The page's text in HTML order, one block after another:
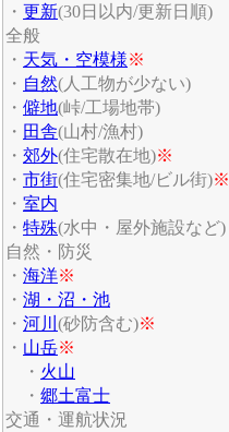
・ 更新(30日以内/更新日順)
全般
・ 天気・空模様※
・ 自然(人工物が少ない)
・ 僻地(峠/工場地帯)
・ 田舎(山村/漁村)
・ 郊外(住宅散在地)※
・ 市街(住宅密集地/ビル街)※
・ 室内
・ 特殊(水中・屋外施設など)
自然・防災
・ 海洋※
・ 湖・沼・池
・ 河川 (砂防含む)※
・ 山岳※
・ 火山
・ 郷土富士
交通・運航状況